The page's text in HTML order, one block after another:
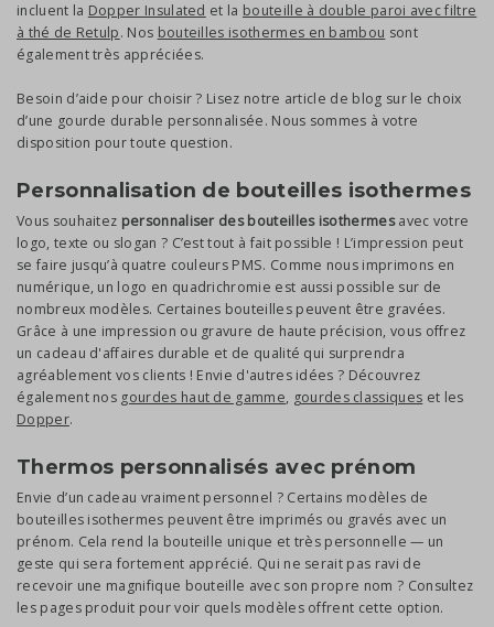
incluent la Dopper Insulated et la bouteille à double paroi avec filtre
à thé de Retulp. Nos bouteilles isothermes en bambou sont
également très appréciées.
Besoin d’aide pour choisir ? Lisez notre article de blog sur le choix
d’une gourde durable personnalisée. Nous sommes à votre
disposition pour toute question.
Personnalisation de bouteilles isothermes
Vous souhaitez personnaliser des bouteilles isothermesavec votre
logo, texte ou slogan ? C’est tout à fait possible ! L’impression peut
se faire jusqu’à quatre couleurs PMS. Comme nous imprimons en
numérique, un logo en quadrichromie est aussi possible sur de
nombreux modèles. Certaines bouteilles peuvent être gravées.
Grâce à une impression ou gravure de haute précision, vous offrez
un cadeau d'affaires durable et de qualité qui surprendra
agréablement vos clients ! Envie d'autres idées ? Découvrez
également nos gourdes haut de gamme, gourdes classiques et les
Dopper.
Thermos personnalisés avec prénom
Envie d’un cadeau vraiment personnel ? Certains modèles de
bouteilles isothermes peuvent être imprimés ou gravés avec un
prénom. Cela rend la bouteille unique et très personnelle — un
geste qui sera fortement apprécié. Qui ne serait pas ravi de
recevoir une magnifique bouteille avec son propre nom ? Consultez
les pages produit pour voir quels modèles offrent cette option.